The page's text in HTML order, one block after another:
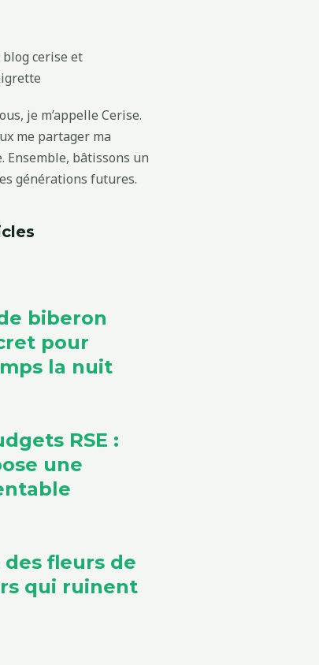
je m’appelle Cerise.
me partager ma
Ensemble, bâtissons un
générations futures.
biberon
pour
la nuit
RSE :
une
fleurs de
qui ruinent